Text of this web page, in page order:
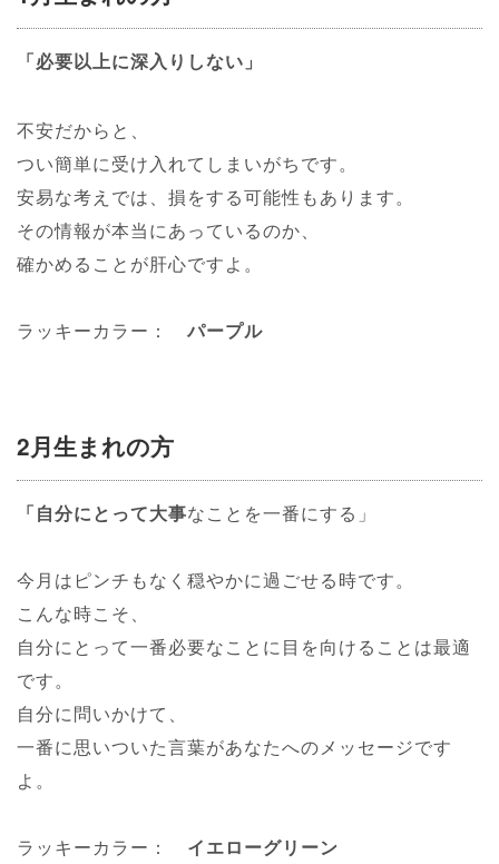
「必要以上に深入りしない」
不安だからと、
つい簡単に受け入れてしまいがちです。
安易な考えでは、損をする可能性もあります。
その情報が本当にあっているのか、
確かめることが肝心ですよ。
ラッキーカラー： パープル
2月生まれの方
「自分にとって大事なことを一番にする」
今月はピンチもなく穏やかに過ごせる時です。
こんな時こそ、
自分にとって一番必要なことに目を向けることは最適
です。
自分に問いかけて、
一番に思いついた言葉があなたへのメッセージです
よ。
ラッキーカラー： イエローグリーン